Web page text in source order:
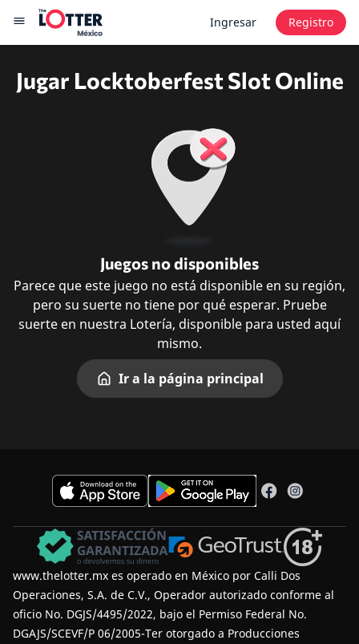
Ingresar Registro
Jugar Locktoberfest Slot Online
Juegos no disponibles
Parece que este juego no está disponible en su región,
pero su suerte no tiene por qué esperar. Pruebe
suerte en nuestra Lotería, disponible para usted aquí
mismo.
Ir a la página principal
www.thelotter.mx es operado en México por Calli Dos
Operaciones, S.A. de C.V., Operador autorizado conforme al
oficio No. DGJS/4495/2022, bajo el Permiso Federal No.
DGAJS/SCEVF/P 06/2005-Ter otorgado a Producciones